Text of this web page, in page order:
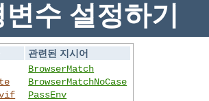
변수 설정하기
관련된 지시어
BrowserMatch
BrowserMatchNoCase
PassEnv